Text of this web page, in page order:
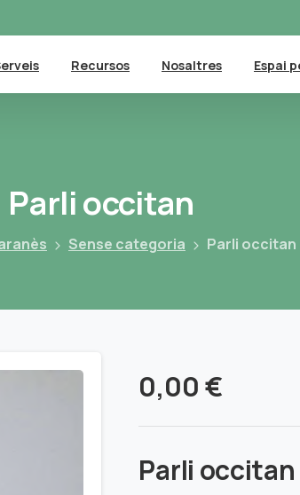
Recursos Nosaltres Espai
Parlioccitan
Sense categoria Parli occitan
0,00€
Parli occitan